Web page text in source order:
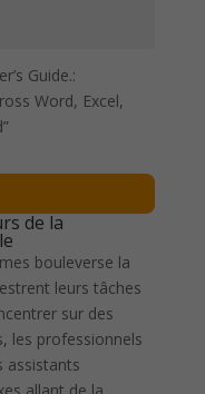
Guide.:
Word, Excel,
de la
bouleverse la
leurs tâches
sur des
les professionnels
assistants